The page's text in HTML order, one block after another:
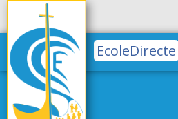
EcoleDirecte